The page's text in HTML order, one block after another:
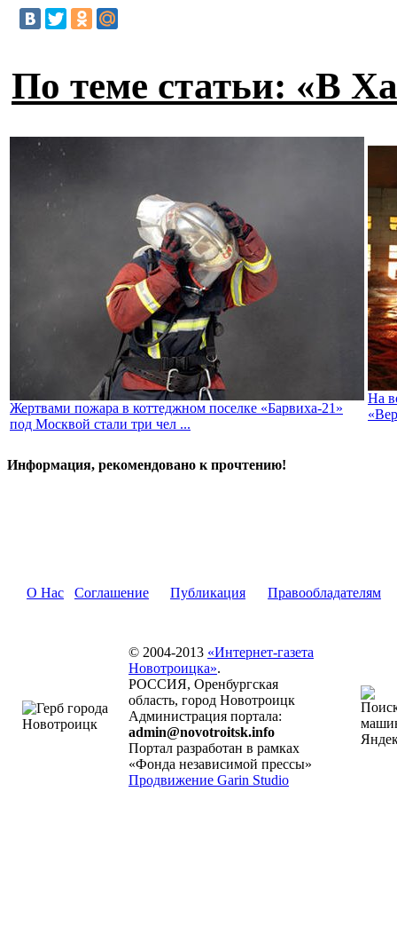
По теме статьи: «В
Жертвами пожара в коттеджном поселке «Барвиха-21»
под Москвой стали три чел ...
На
Информация, рекомендовано к прочтению!
О Нас Соглашение Публикация Правообладателям
© 2004-2013 «Интернет-газета
Новотроицка».
РОССИЯ, Оренбургская
область, город Новотроицк
Администрация портала:
admin@novotroitsk.info
Портал разработан в рамках
«Фонда независимой прессы»
Продвижение Garin Studio